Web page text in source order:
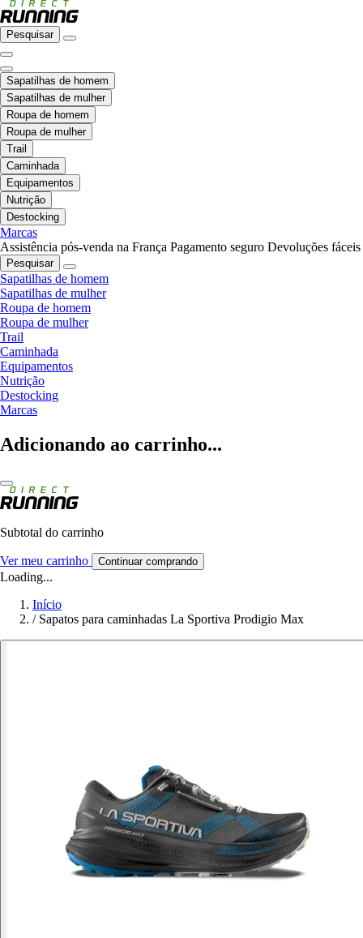
Pesquisar
Sapatilhas de homem
Sapatilhas de mulher
Roupa de homem
Roupa de mulher
Trail
Caminhada
Equipamentos
Nutrição
Destocking
Marcas
Assistência pós-venda na França Pagamento seguro Devoluções fáceis
Pesquisar
Sapatilhas de homem
Sapatilhas de mulher
Roupa de homem
Roupa de mulher
Trail
Caminhada
Equipamentos
Nutrição
Destocking
Marcas
Adicionando ao carrinho...
Subtotal do carrinho
Ver meu carrinho Continuar comprando
Loading...
Início
/ Sapatos para caminhadas La Sportiva Prodigio Max